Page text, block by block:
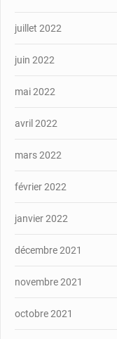
juillet 2022
juin 2022
mai 2022
avril 2022
mars 2022
février 2022
janvier 2022
décembre 2021
novembre 2021
octobre 2021